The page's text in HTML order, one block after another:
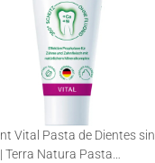
Vital Pasta de Dientes sin
Terra Natura Pasta